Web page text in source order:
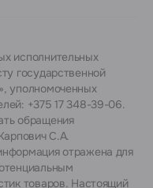
исполнительных
государственной
уполномоченных
+375 17 348-39-06.
обращения
С.А.
отражена для
товаров. Настоящий